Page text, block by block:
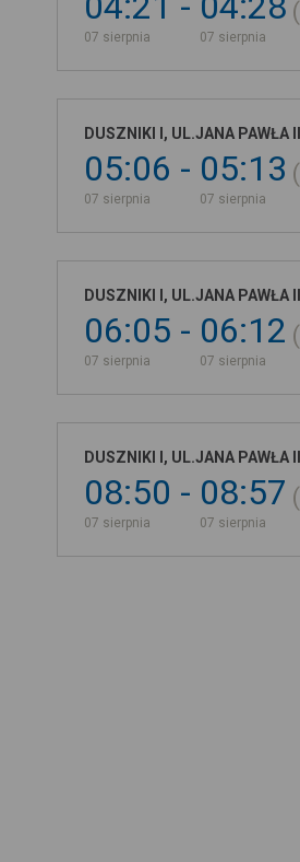
07 sierpnia 07 sierpnia
DUSZNIKI I, UL.JANA PAWŁA II
05:06
07 sierpnia
05:13
07 sierpnia
DUSZNIKI I, UL.JANA PAWŁA II
06:05
07 sierpnia
06:12
07 sierpnia
DUSZNIKI I, UL.JANA PAWŁA II
08:50
07 sierpnia
08:57
07 sierpnia